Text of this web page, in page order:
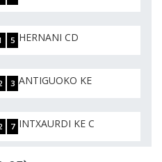
5 HERNANI CD
3 ANTIGUOKO KE
7 INTXAURDI KE C